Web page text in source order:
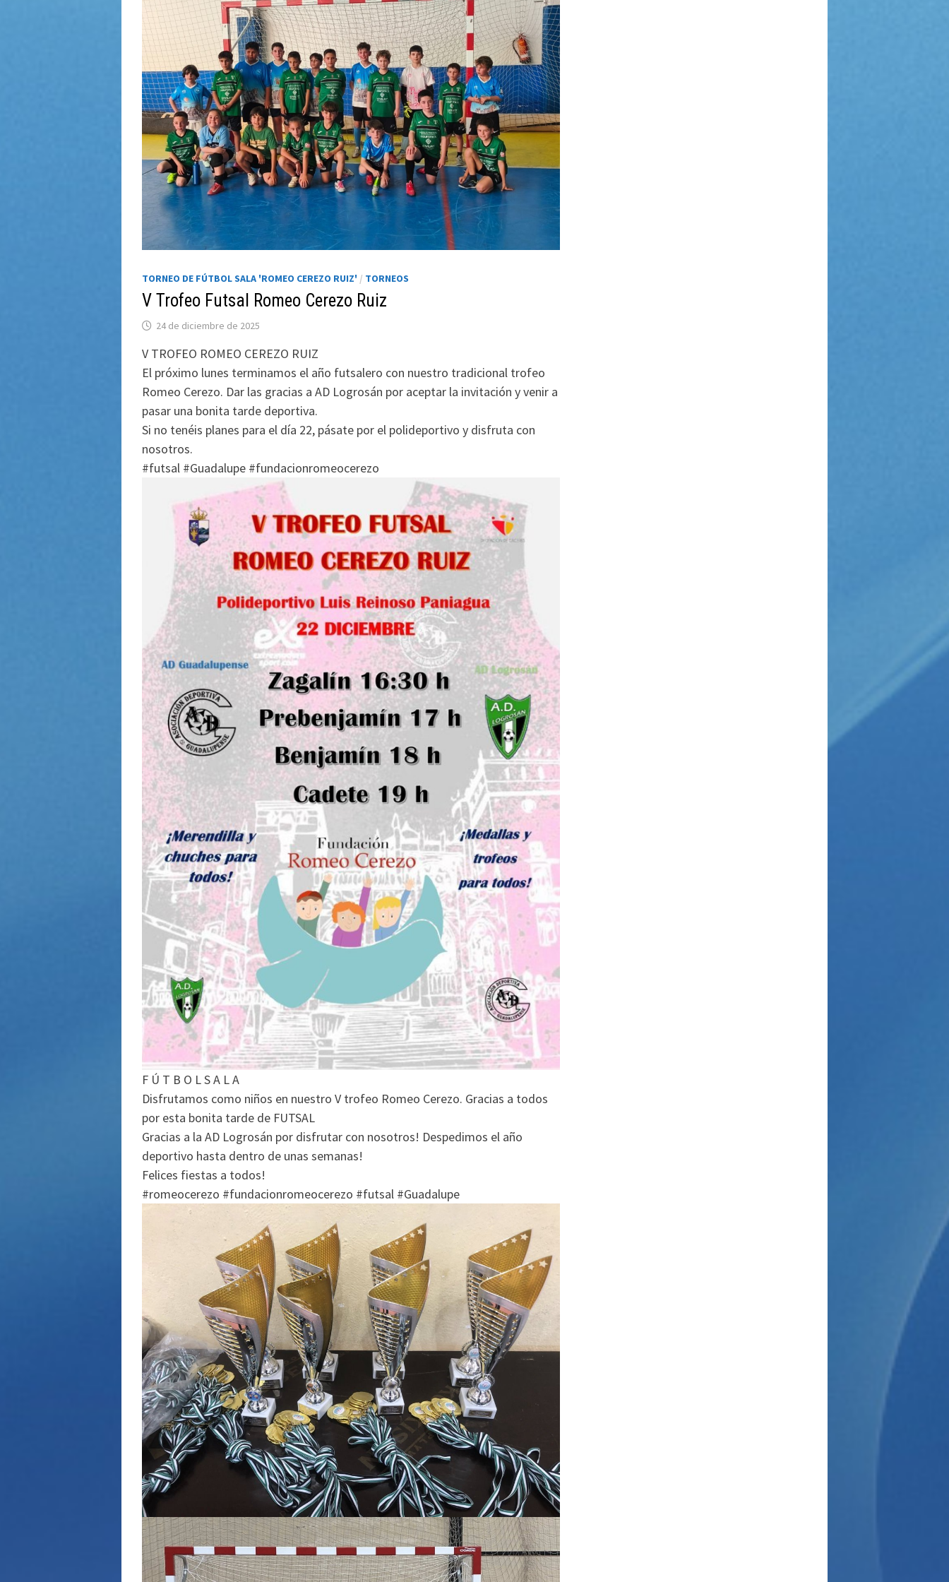
TORNEO DE FÚTBOL SALA 'ROMEO CEREZO RUIZ' / TORNEOS
V Trofeo Futsal Romeo Cerezo Ruiz
24 de diciembre de 2025
V TROFEO ROMEO CEREZO RUIZ
El próximo lunes terminamos el año futsalero con nuestro tradicional trofeo
Romeo Cerezo. Dar las gracias a AD Logrosán por aceptar la invitación y venir a
pasar una bonita tarde deportiva.
Si no tenéis planes para el día 22, pásate por el polideportivo y disfruta con
nosotros.
#futsal #Guadalupe #fundacionromeocerezo
F Ú T B O L S A L A
Disfrutamos como niños en nuestro V trofeo Romeo Cerezo. Gracias a todos
por esta bonita tarde de FUTSAL
Gracias a la AD Logrosán por disfrutar con nosotros! Despedimos el año
deportivo hasta dentro de unas semanas!
Felices fiestas a todos!
#romeocerezo #fundacionromeocerezo #futsal #Guadalupe